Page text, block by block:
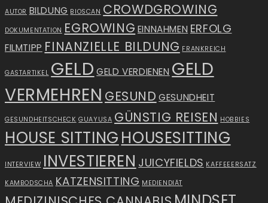
AUTOR BILDUNG BIOSCAN CROWDGROWING
DOKUMENTATION EGROWING EINNAHMEN ERFOLG
FILMTIPP FINANZIELLE BILDUNG FRANKREICH
GASTARTIKEL GELD GELD VERDIENEN GELD
VERMEHREN GESUND GESUNDHEIT
GESUNDHEITSCHECK GUAYUSA GÜNSTIG REISEN HOBBIES
HOUSE SITTINGHOUSESITTING
INTERVIEW INVESTIEREN JUICYFIELDS KAFFEEERSATZ
KAMBODSCHA KATZENSITTING MEDIENDIÄT